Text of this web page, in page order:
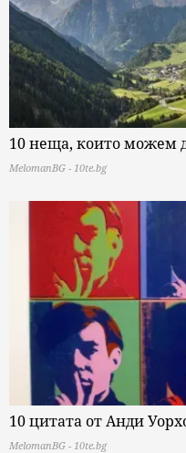
10 неща, които можем
MelomanBG - 10te.bg
10 цитата от Анди
MelomanBG - 10te.bg